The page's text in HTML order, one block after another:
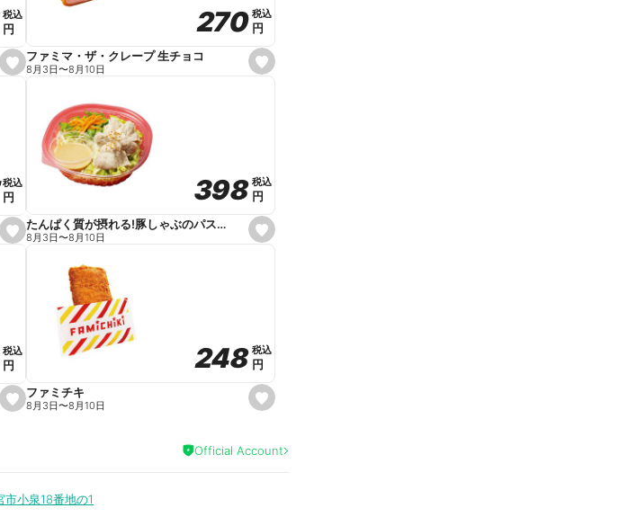
s
e
e
税込
税込
円
円
s
e
e
270
270 税込
税込
円
円
ファミマ・ザ・クレープ 生チョコ
8月3日〜8月10日
s
e
e
税込
税込
円
円
s
e
e
398
398 税込
税込
円
円
たんぱく質が摂れる!豚しゃぶのパスタサラダ
8月3日〜8月10日
s
e
i
t
税込
税込
円
円
s
e
a
248
248 税込
税込
円
円
ファミチキ
8月3日〜8月10日
Official Account
市小泉18番地の1